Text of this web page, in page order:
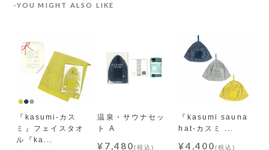
YOU MIGHT ALSO LIKE
『kasumi-カス
ミ』フェイスタオ
ル『ka...
温泉・サウナセッ
ト A
¥7,480(税込)
『kasumi sauna
hat-カスミ ...
¥4,400(税込)